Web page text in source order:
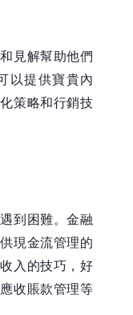
見解幫助他們
以提供寶貴內
策略和行銷技
到困難。金融
供現金流管理的
入的技巧，好
收賬款管理等